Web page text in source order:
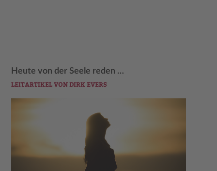
Heute von der Seele reden …
LEITARTIKEL VON DIRK EVERS